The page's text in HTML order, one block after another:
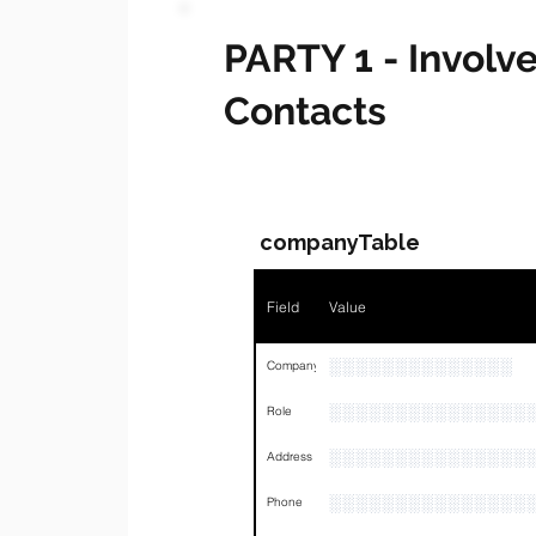
PARTY 1 -
Contacts
companyTable
Field Value
Company ░░░░░░░░░░░░░░
Role
Address
Phone